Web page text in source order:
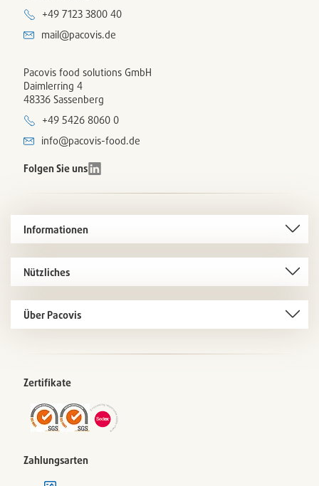
+49 7123 3800 40
mail@pacovis.de
Pacovis food solutions GmbH
Daimlerring 4
48336 Sassenberg
+49 5426 8060 0
info@pacovis-food.de
Folgen Sie uns
Informationen
Nützliches
Über Pacovis
Zertifikate
Zahlungsarten